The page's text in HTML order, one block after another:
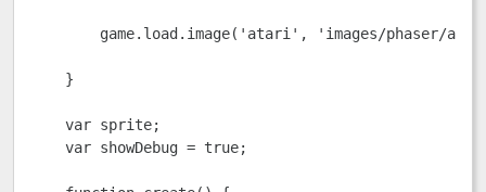
game.load.image('atari', 'images/phaser/
    }
    var sprite;
    var showDebug = true;